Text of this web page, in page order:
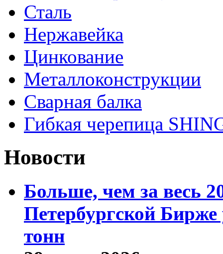
Сталь
Нержавейка
Цинкование
Металлоконструкции
Сварная балка
Гибкая черепица
Новости
Больше, чем за весь
Петербургской
тонн